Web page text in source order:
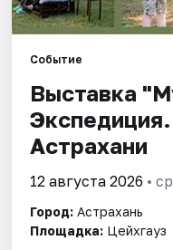
Событие
Выставка
Астрахани
12 августа 2026 •
Город: Астрахань
Площадка: Цейхгауз